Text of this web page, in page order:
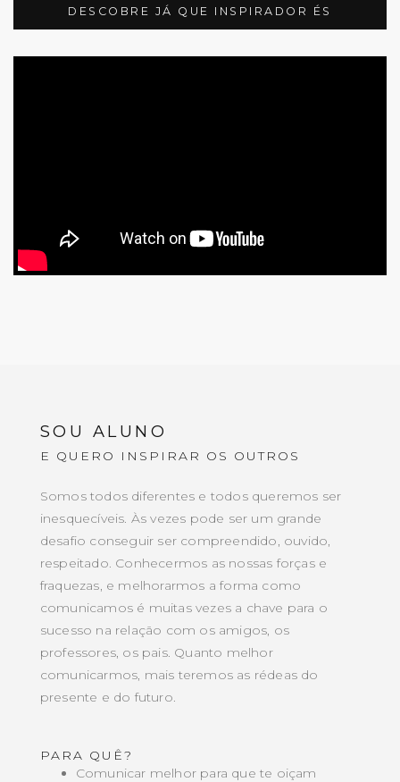
DESCOBRE JÁ QUE INSPIRADOR ÉS
SOU ALUNO
E QUERO INSPIRAR OS OUTROS
Somos todos diferentes e todos queremos ser
inesquecíveis. Às vezes pode ser um grande
desafio conseguir ser compreendido, ouvido,
respeitado. Conhecermos as nossas forças e
fraquezas, e melhorarmos a forma como
comunicamos é muitas vezes a chave para o
sucesso na relação com os amigos, os
professores, os pais. Quanto melhor
comunicarmos, mais teremos as rédeas do
presente e do futuro.
PARA QUÊ?
Comunicar melhor para que te oiçam